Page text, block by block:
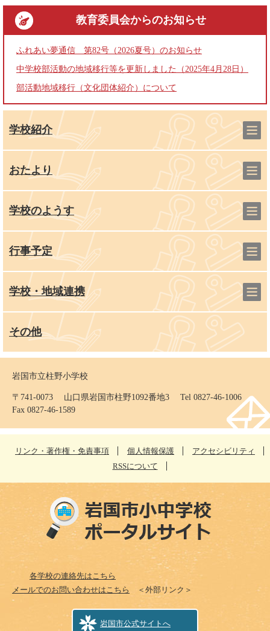
教育委員会からのお知らせ
ふれあい夢通信 第82号（2026夏号）のお知らせ
中学校部活動の地域移行等を更新しました（2025年4月28日）
部活動地域移行（文化団体紹介）について
学校紹介
おたより
学校のようす
行事予定
学校・地域連携
その他
岩国市立柱野小学校
〒741-0073 山口県岩国市柱野1092番地3 Tel 0827-46-1006
Fax 0827-46-1589
リンク・著作権・免責事項 個人情報保護
アクセシビリティ
RSSについて
各学校の連絡先はこちら
メールでのお問い合わせはこちら
＜外部リンク＞
岩国市公式サイトへ